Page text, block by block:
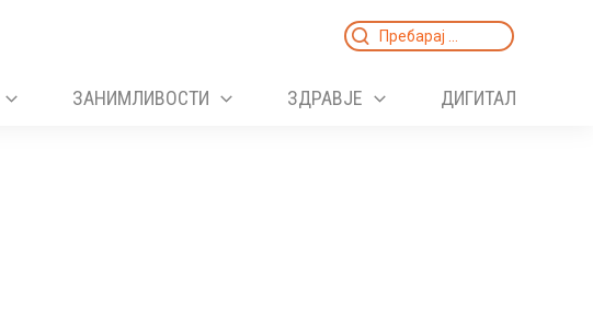
Search
ЗАНИМЛИВОСТИ ЗДРАВЈЕ ДИГИТАЛ